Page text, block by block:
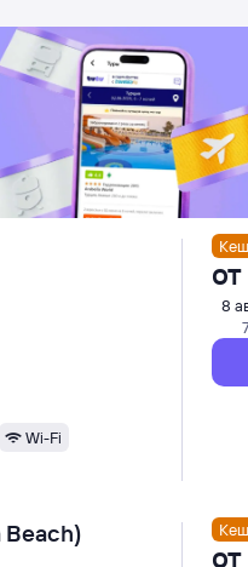
Wi-Fi
от
8
Beach)
от